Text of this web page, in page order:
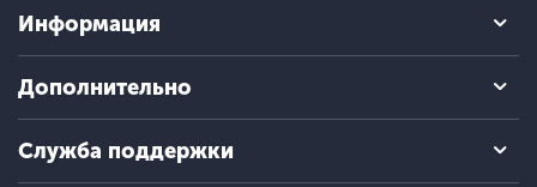
Информация
Дополнительно
Служба поддержки